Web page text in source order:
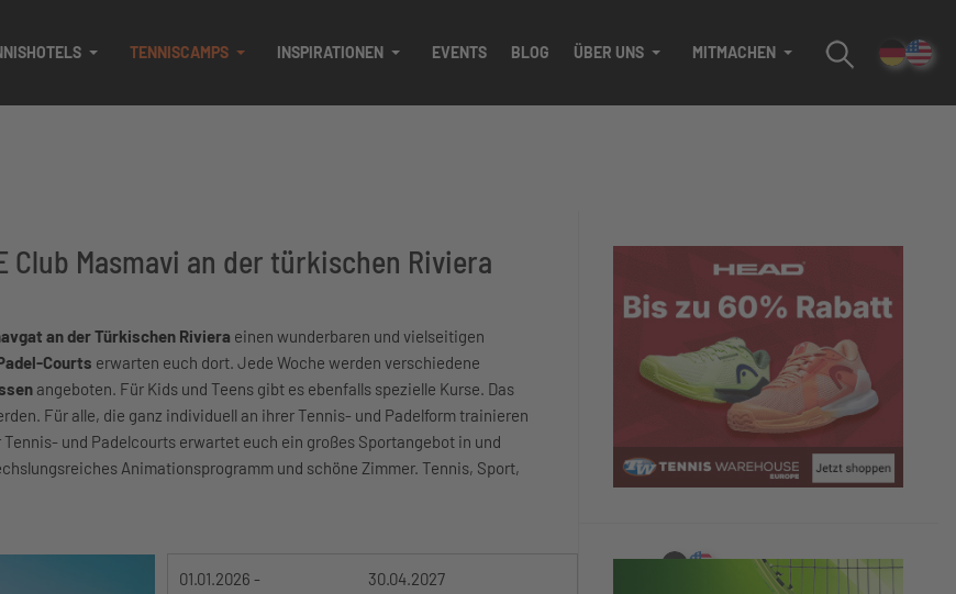
TENNISCAMPS INSPIRATIONEN EVENTS BLOG ÜBER UNS MITMACHEN
Club Masmavi an der türkischen Riviera
an der Türkischen Riviera einen wunderbaren und vielseitigen
Courts erwarten euch dort. Jede Woche werden verschiedene
angeboten. Für Kids und Teens gibt es ebenfalls spezielle Kurse. Das
Für alle, die ganz individuell an ihrer Tennis- und Padelform trainieren
und Padelcourts erwartet euch ein großes Sportangebot in und
Animationsprogramm und schöne Zimmer. Tennis, Sport,
01.01.2026 -
30.04.2027